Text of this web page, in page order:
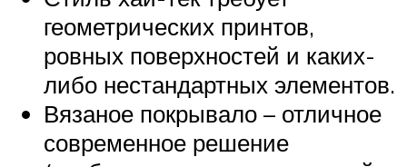
геометрических принтов,
ровных поверхностей и каких-
либо нестандартных элементов.
Вязаное покрывало – отличное
современное решение